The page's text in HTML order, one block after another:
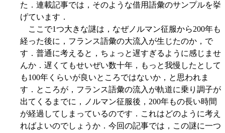
た．連載記事では，そのような借用語彙のサンプルを挙
げています．
ここで1つ大きな謎は，なぜノルマン征服から200年も
経った後に，フランス語彙の大流入が生じたのか，で
す．普通に考えると，ちょっと遅すぎるように感じませ
んか．遅くてもせいぜい数十年，もっと我慢したとして
も100年くらいが良いところではないか，と思われま
す．ところが，フランス語彙の流入が軌道に乗り調子が
出てくるまでに，ノルマン征服後，200年もの長い時間
が経過してしまっているのです．これはどのように考え
ればよいのでしょうか．今回の記事では，この謎に一つ